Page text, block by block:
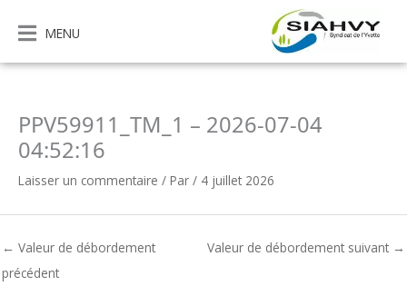
contenu
MENU
PPV59911_TM_1 – 2026-07-04
04:52:16
Laisser un commentaire / Par / 4 juillet 2026
← Valeur de débordement
précédent
Valeur de débordement suivant →